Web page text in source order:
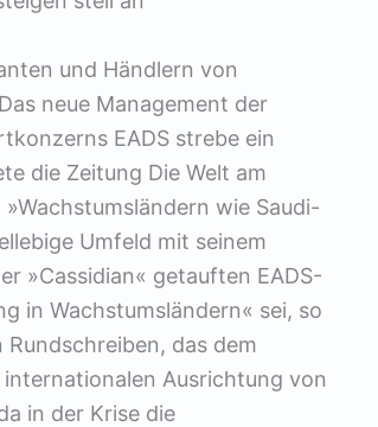
und Händlern von
neue Management der
EADS strebe ein
die Zeitung Die Welt am
wie Saudi-
Umfeld mit seinem
»Cassidian« getauften EADS-
in Wachstumsländern« sei, so
das dem
Ausrichtung von
in der Krise die